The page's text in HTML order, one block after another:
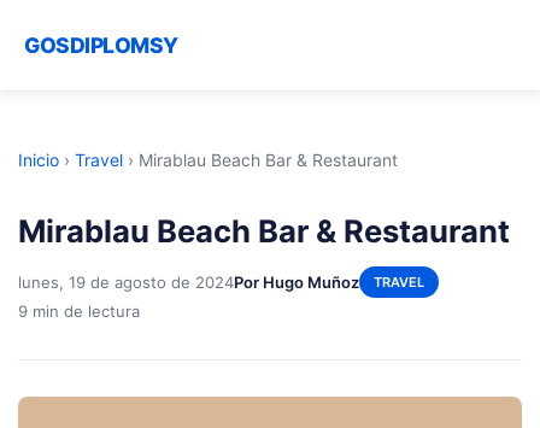
GOSDIPLOMSY
Inicio › Travel › Mirablau Beach Bar & Restaurant
Mirablau Beach Bar & Restaurant
lunes, 19 de agosto de 2024Por Hugo Muñoz TRAVEL
9 min de lectura